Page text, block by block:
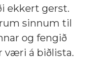
ekkert gerst.
sinnum til
og fengið
væri á biðlista.